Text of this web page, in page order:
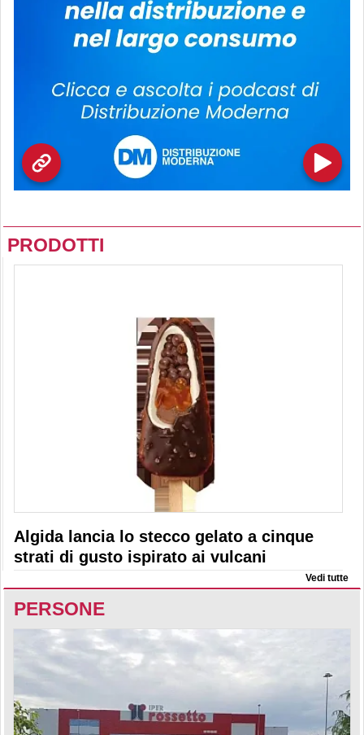
PRODOTTI
Algida lancia lo stecco gelato a cinque
strati di gusto ispirato ai vulcani
Vedi tutte
PERSONE